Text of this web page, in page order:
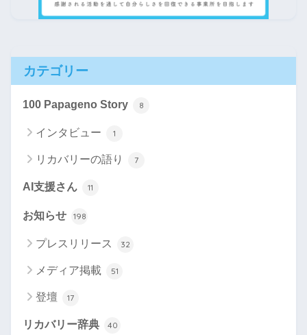
カテゴリー
100 Papageno Story 8
インタビュー 1
リカバリーの語り 7
AI支援さん 11
お知らせ 198
プレスリリース 32
メディア掲載 51
登壇 17
リカバリー辞典 40